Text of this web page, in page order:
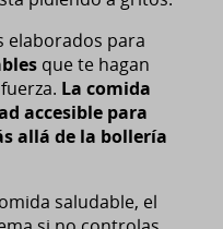
elaborados para
que te hagan
La comida
accesible para
allá de la bollería
saludable, el